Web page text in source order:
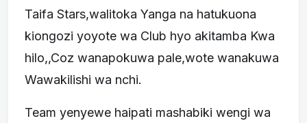
Taifa Stars,walitoka Yanga na hatukuona
kiongozi yoyote wa Club hyo akitamba Kwa
hilo,,Coz wanapokuwa pale,wote wanakuwa
Wawakilishi wa nchi.
Team yenyewe haipati mashabiki wengi wa